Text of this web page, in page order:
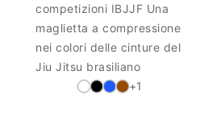
competizioni IBJJF Una
maglietta a compressione
nei colori delle cinture del
Jiu Jitsu brasiliano
+1